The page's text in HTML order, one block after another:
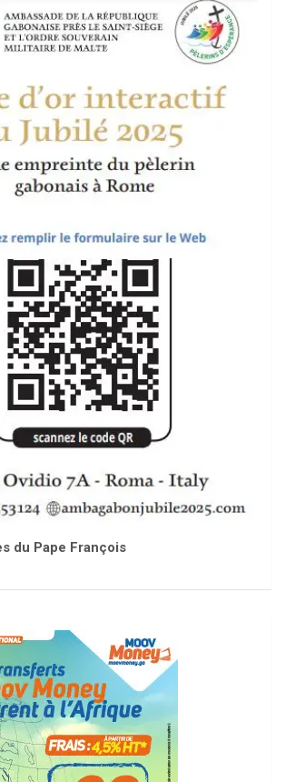
du Pape François